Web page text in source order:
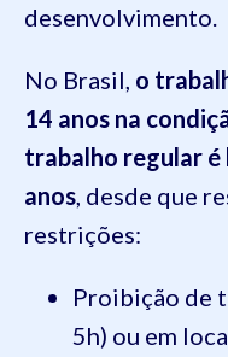
desenvolvimento.
No Brasil, o
14 anos na
trabalho regular
anos , desde que
restrições:
Proibição de
5h) ou em